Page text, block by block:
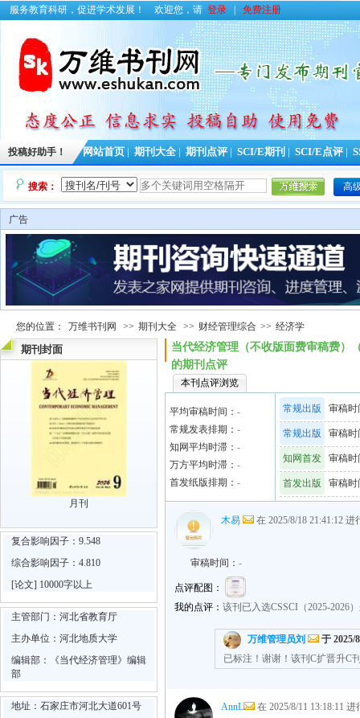
服务教育科研，促进学术发展！ 欢迎您，请 登录 免费注册
投稿好助手！ 网站首页 期刊大全 期刊点评 SCI/E期刊 SCI/E点评
搜索： 高
广告
您的位置： 万维书刊网 >> 期刊大全 >> 财经管理综合 >> 经济学
期刊封面
月刊
复合影响因子：9.548
综合影响因子：4.810
[论文] 10000字以上
主管部门：河北省教育厅
主办单位：河北地质大学
编辑部：《当代经济管理》编辑
部
地址：石家庄市河北大道601号
当代经济管理（不收版面费审稿费）
的期刊点评
本刊点评浏览
平均审稿时间： -
常规发表排期： -
知网平均时滞： -
万方平均时滞： -
首发纸版排期： -
常规出版 审稿时
常规出版 审稿时
知网首发 审稿时
首发出版 审稿时
木易 在 2025/8/18 21:41:12
审稿时间： -
点评配图：
我的点评： 该刊已入选CSSCI（2025-2026
万维管理员刘
于 2025/
已标注！谢谢！该刊C扩晋升C
AnnL 在 2025/8/11 13:18:11